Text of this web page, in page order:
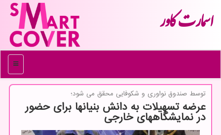
اسمارت كاور
منو
توسط صندوق نواوری و شكوفایی محقق می شود؛
عرضه تسهیلات به دانش بنیانها برای حضور
در نمایشگاههای خارجی